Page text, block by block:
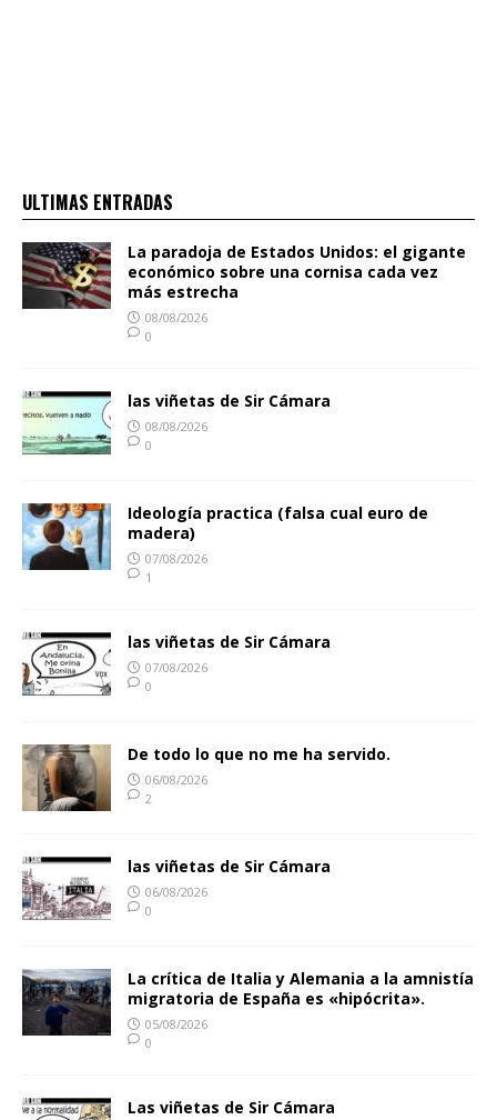
ULTIMAS ENTRADAS
La paradoja de Estados Unidos: el gigante
económico sobre una cornisa cada vez
más estrecha
08/08/2026
0
las viñetas de Sir Cámara
08/08/2026
0
Ideología practica (falsa cual euro de
madera)
07/08/2026
1
las viñetas de Sir Cámara
07/08/2026
0
De todo lo que no me ha servido.
06/08/2026
2
las viñetas de Sir Cámara
06/08/2026
0
La crítica de Italia y Alemania a la amnistía
migratoria de España es «hipócrita».
05/08/2026
0
Las viñetas de Sir Cámara